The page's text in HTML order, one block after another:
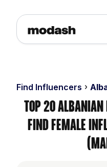
Find Influencers
Top 20
Find Female